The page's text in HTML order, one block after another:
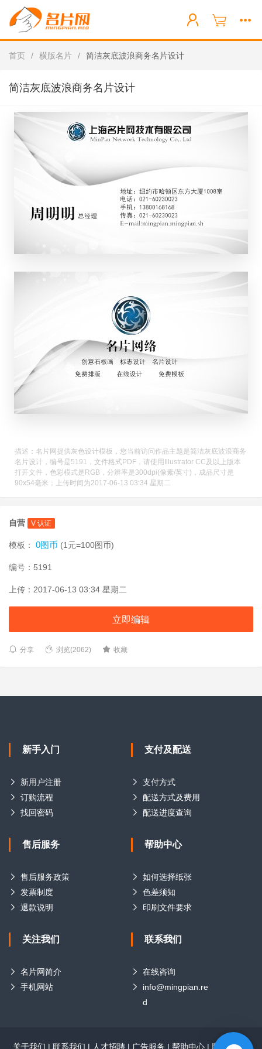
首页 / 横版名片 / 简洁灰底波浪商务名片设计
简洁灰底波浪商务名片设计
描述：名片网提供灰色设计模板，您当前访问作品主题是简洁灰底波浪商务
名片设计，编号是5191，文件格式PDF，请使用Illustrator CC及以上版本
打开文件，色彩模式是RGB，分辨率是300dpi(像素/英寸)，成品尺寸是
90x54毫米；上传时间为2017-06-13 03:34 星期二
自营 V 认证
模板： 0图币 (1元=100图币)
编号：5191
上传：2017-06-13 03:34 星期二
立即编辑
分享 浏览(2062) 收藏
新手入门
新用户注册
订购流程
找回密码
支付及配送
支付方式
配送方式及费用
配送进度查询
售后服务
售后服务政策
发票制度
退款说明
帮助中心
如何选择纸张
色差须知
印刷文件要求
关注我们
名片网简介
手机网站
联系我们
在线咨询
info@mingpian.re
d
关于我们 | 联系我们 | 人才招聘 | 广告服务 | 帮助中心 | 版权声明